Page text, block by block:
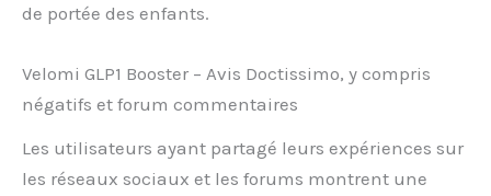
de portée des enfants.
Velomi GLP1 Booster – Avis Doctissimo, y compris
négatifs et forum commentaires
Les utilisateurs ayant partagé leurs expériences sur
les réseaux sociaux et les forums montrent une